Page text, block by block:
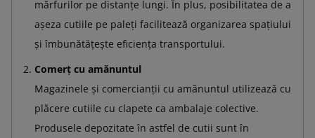
mărfurilor pe distanțe lungi. În plus, posibilitatea de a
așeza cutiile pe paleți facilitează organizarea spațiului
și îmbunătățește eficiența transportului.
Comerț cu amănuntul
Magazinele și comercianții cu amănuntul utilizează cu
plăcere cutiile cu clapete ca ambalaje colective.
Produsele depozitate în astfel de cutii sunt în